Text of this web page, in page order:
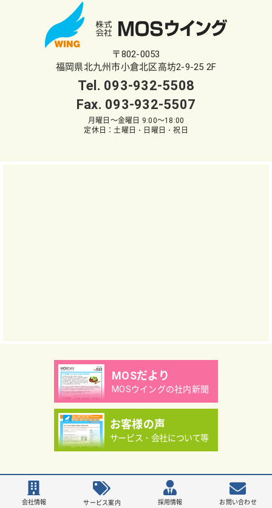
〒802-0053
福岡県北九州市小倉北区高坊2-9-25 2F
Tel. 093-932-5508
Fax. 093-932-5507
月曜日～金曜日 9:00～18:00
定休日：土曜日・日曜日・祝日
MOSだより
MOSウイングの社内新聞
お客様の声
サービス・会社について等
Copyright（C）MOS WING Co.,Ltd.
会社情報 サービス案内 採用情報 お問い合わせ